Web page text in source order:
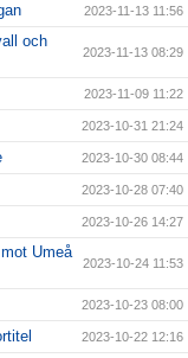
2023-11-13 11:56
och
2023-11-13 08:29
2023-11-09 11:22
2023-10-31 21:24
2023-10-30 08:44
2023-10-28 07:40
2023-10-26 14:27
Umeå
2023-10-24 11:53
2023-10-23 08:00
2023-10-22 12:16